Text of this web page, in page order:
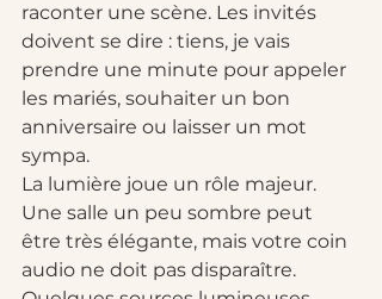
raconter une scène. Les invités
doivent se dire : tiens, je vais
prendre une minute pour appeler
les mariés, souhaiter un bon
anniversaire ou laisser un mot
sympa.
La lumière joue un rôle majeur.
Une salle un peu sombre peut
être très élégante, mais votre coin
audio ne doit pas disparaître.